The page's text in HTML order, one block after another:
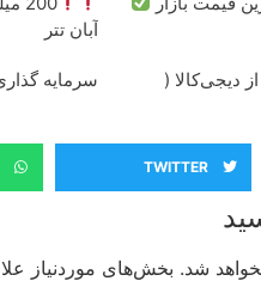
آبان تتر
دیجی‌کالا (
سرمایه
TWITTER
شد. بخش‌های موردنیاز